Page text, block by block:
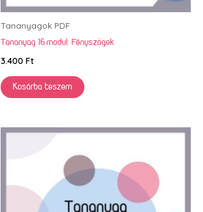
Tananyagok PDF
Tananyag 16.modul: Fényszögek
3.400 Ft
Kosárba teszem